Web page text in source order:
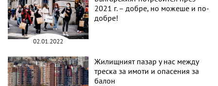
02.01.2022
2021 г. – добре, но можеше и по-
добре!
Жилищният пазар у нас между
треска за имоти и опасения за
балон